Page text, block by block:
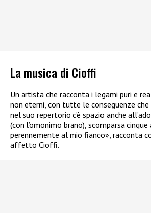
La musica di Cioffi
Un artista che racconta i legami puri e
non eterni, con tutte le conseguenze
nel suo repertorio c’è spazio anche
(con l’omonimo brano), scomparsa cinque
perennemente al mio fianco», racconta
affetto Cioffi.